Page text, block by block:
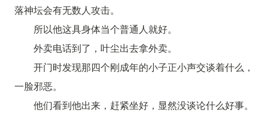
落神坛会有无数人攻击。
所以他这具身体当个普通人就好。
外卖电话到了，叶尘出去拿外卖。
开门时发现那四个刚成年的小子正小声交谈着什么，
一脸邪恶。
他们看到他出来，赶紧坐好，显然没谈论什么好事。